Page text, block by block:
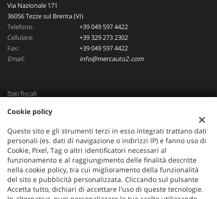
Via Nazionale 171
36056 Tezze sul Brenta (VI)
Telefono:
+39 049 597 4422
Cellulare:
+39 329 273 2302
Fax:
+39 049 597 4422
Email:
info@mercauto2.com
Dati fiscali:
Via Nazionale, 171 PD - 36056 Tezze sul Brenta
Registro delle imprese:PD
Cookie policy
Questo sito e gli strumenti terzi in esso integrati trattano dati
personali (es. dati di navigazione o indirizzi IP) e fanno uso di
Cookie, Pixel, Tag o altri identificatori necessari al
funzionamento e al raggiungimento delle finalità descritte
nella cookie policy, tra cui miglioramento della funzionalità
del sito e pubblicità personalizzata. Cliccando sul pulsante
Accetta tutto, dichiari di accettare l'uso di queste tecnologie.